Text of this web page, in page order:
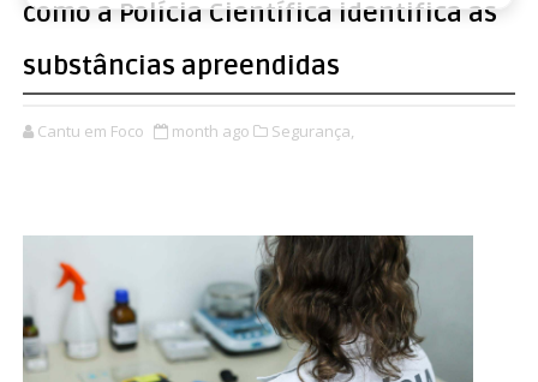
como a Polícia Científica identifica as
substâncias apreendidas
Cantu em Foco month ago Segurança,